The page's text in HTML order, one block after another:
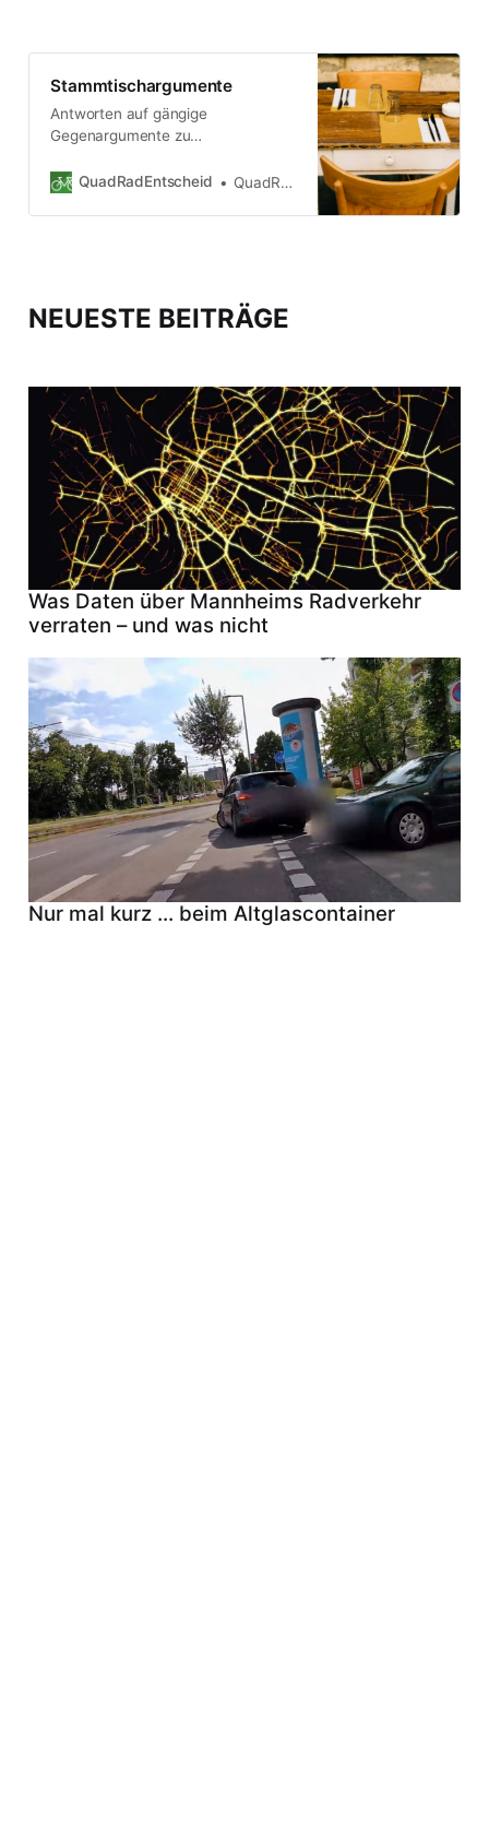
Stammtischargumente
Antworten auf gängige
Gegenargumente zu
QuadRadEntscheid
QuadRadEntscheid
NEUESTE BEITRÄGE
Was Daten über Mannheims Radverkehr
verraten – und was nicht
Nur mal kurz ... beim Altglascontainer